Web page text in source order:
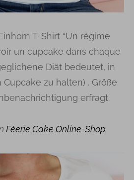
T-Shirt “Un régime
un cupcake dans chaque
Diät bedeutet, in
zu halten) . Größe
erfragt.
Féerie Cake Online-Shop